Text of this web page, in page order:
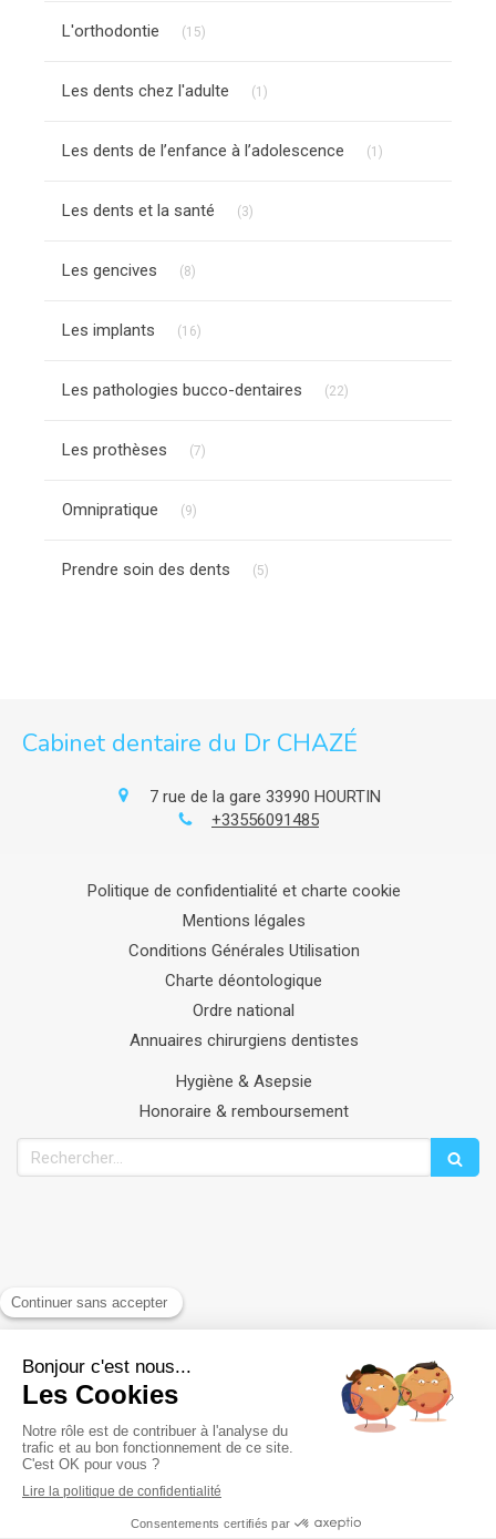
L'orthodontie (15)
Les dents chez l'adulte (1)
Les dents de l’enfance à l’adolescence (1)
Les dents et la santé (3)
Les gencives (8)
Les implants (16)
Les pathologies bucco-dentaires (22)
Les prothèses (7)
Omnipratique (9)
Prendre soin des dents (5)
Cabinet dentaire du Dr CHAZÉ
7 rue de la gare 33990 HOURTIN
+33556091485
Politique de confidentialité et charte cookie
Mentions légales
Conditions Générales Utilisation
Charte déontologique
Ordre national
Annuaires chirurgiens dentistes
Hygiène & Asepsie
Honoraire & remboursement
Rechercher